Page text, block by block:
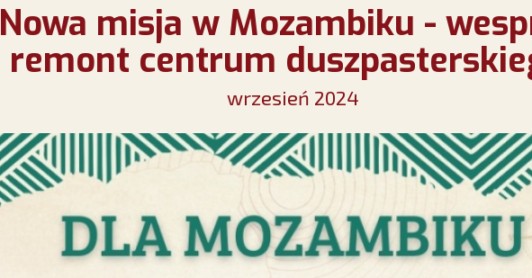
Nowa misja w Mozambiku -
remont centrum
wrzesień 2024